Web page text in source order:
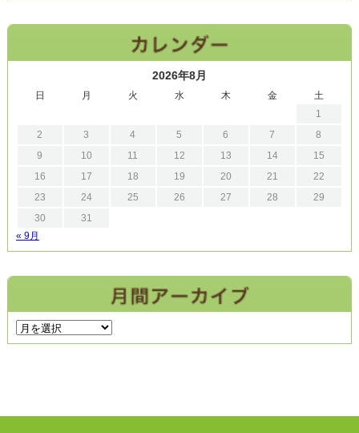
2026年8月
日 月 火 水 木 金
土
1
2
3 4 5 6 7
8
9
10 11 12 13 14
15
16
17 18 19 20 21
22
23
24 25 26 27 28
29
30
31
« 9月